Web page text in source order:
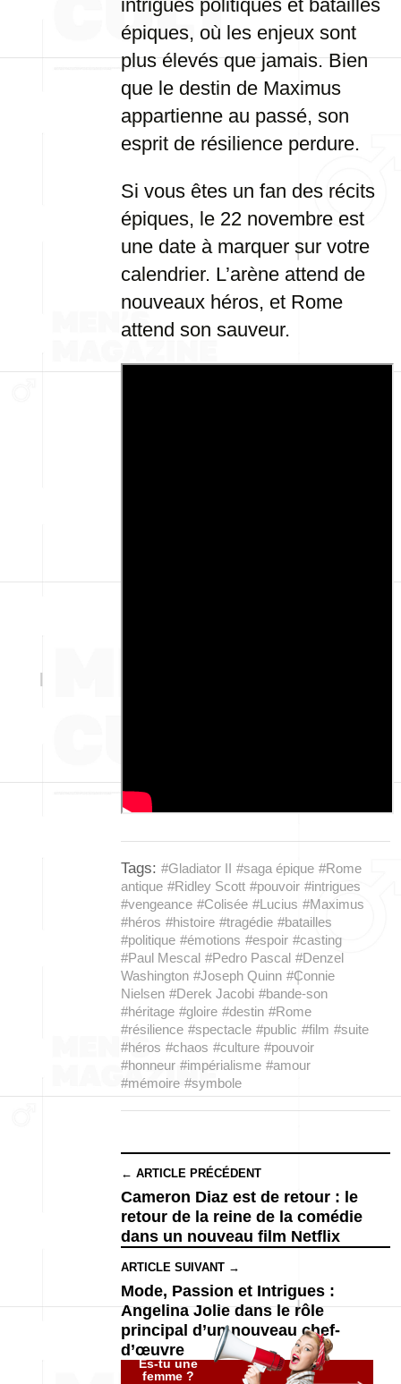
intrigues politiques et batailles
épiques, où les enjeux sont
plus élevés que jamais. Bien
que le destin de Maximus
appartienne au passé, son
esprit de résilience perdure.
Si vous êtes un fan des récits
épiques, le 22 novembre est
une date à marquer sur votre
calendrier. L’arène attend de
nouveaux héros, et Rome
attend son sauveur.
Tags: #Gladiator II #saga épique #Rome
antique #Ridley Scott #pouvoir #intrigues
#vengeance #Colisée #Lucius #Maximus
#héros #histoire #tragédie #batailles
#politique #émotions #espoir #casting
#Paul Mescal #Pedro Pascal #Denzel
Washington #Joseph Quinn #Connie
Nielsen #Derek Jacobi #bande-son
#héritage #gloire #destin #Rome
#résilience #spectacle #public #film #suite
#héros #chaos #culture #pouvoir
#honneur #impérialisme #amour
#mémoire #symbole
← ARTICLE PRÉCÉDENT
Cameron Diaz est de retour : le
retour de la reine de la comédie
dans un nouveau film Netflix
ARTICLE SUIVANT →
Mode, Passion et Intrigues :
Angelina Jolie dans le rôle
principal d’un nouveau chef-
d’œuvre
Es-tu une
femme ?